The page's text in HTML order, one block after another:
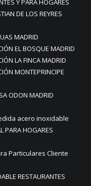
DE LOS REYRES
MADRID
EL BOSQUE MADRID
LA FINCA MADRID
MONTEPRINCIPE
ODON MADRID
acero inoxidable
PARA HOGARES
Particulares Cliente
RESTAURANTES